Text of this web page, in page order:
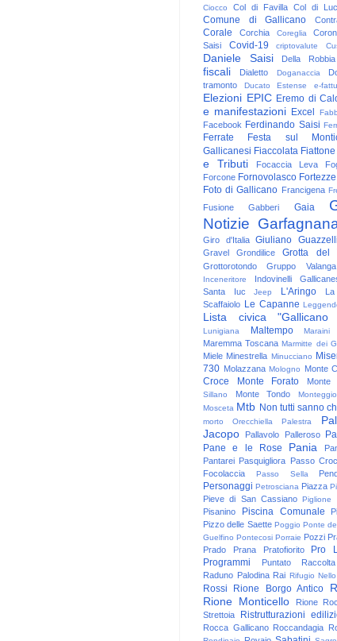
Ciocco
Col di Favilla Col di
Comune di Gallicano
Corale Corchia Coreglia
Saisi
Covid-19 criptovalute
Daniele Saisi Della Robbia
fiscali
Dialetto Doganaccia
tramonto
Ducato Estense e-
Elezioni EPIC Eremo di
e manifestazioni Excel
Facebook Ferdinando Saisi
Ferrate Festa sul
Gallicanesi Fiaccolata Fiattone
e Tributi
Focaccia Leva
Forcone Fornovolasco Fortezze
Foto di Gallicano Francigena
Fusione
Gabberi Gaia
Notizie
Giro d'Italia
Giuliano Guazzelli
Gravel Grondilice Grotta del
Grottorotondo
Gruppo Valanga
Inceneritore Indovinelli
Santa
Iuc Jeep L'Aringo
Scaffaiolo Le Capanne
Lista civica "Gallicano
Lunigiana Maltempo Maraini
Maremma Toscana Marmitte dei
Miele Minestrella Minucciano
730 Molazzana Mologno Monte
Croce
Monte Forato Monte
Sillano
Monte Tondo
Mosceta Mtb Non tutti sanno
morto
Orecchiella Palestra
Jacopo
Pallavolo Palleroso
Pane e le Rose Pania
Pantarei Pasquigliora Passo
Focolaccia
Passo Sella
Personaggi Petrosciana Piazza
Pieve di San Cassiano Piglione
Pisanino Piscina Comunale
Pizzo delle Saette Poggio Ponte
Guelfino Pontecosi Porraie Pozzi
Prado
Prana Pratofiorito Pro
Programmi Puntato
Raduno Palodina Rai Rifugio
Rossi
Rione Borgo Antico
Rione Monticello
Rione
Strettoia
Ristrutturazioni
Rocca Gallicano Roccandagia